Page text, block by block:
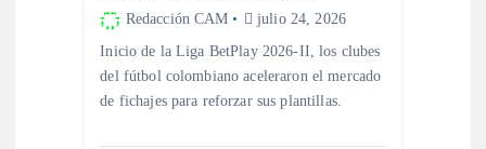
Redacción CAM julio 24, 2026
Inicio de la Liga BetPlay 2026-II, los clubes
del fútbol colombiano aceleraron el mercado
de fichajes para reforzar sus plantillas.